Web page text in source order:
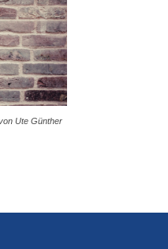
Ute Günther